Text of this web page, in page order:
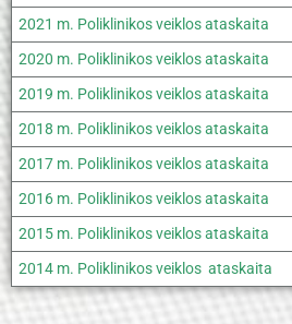
2021 m. Poliklinikos veiklos ataskaita
2020 m. Poliklinikos veiklos ataskaita
2019 m. Poliklinikos veiklos ataskaita
2018 m. Poliklinikos veiklos ataskaita
2017 m. Poliklinikos veiklos ataskaita
2016 m. Poliklinikos veiklos ataskaita
2015 m. Poliklinikos veiklos ataskaita
2014 m. Poliklinikos veiklos ataskaita